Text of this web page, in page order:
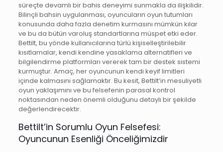
süreçte devamlı bir bahis deneyimi sunmakla da ilişkilidir.
Bilinçli bahsin uygulanması, oyuncuların oyun tutumları
konusunda daha fazla denetim kurmasını mümkün kılar
ve bu da bütün varoluş standartlarına müspet etki eder.
Bettilt, bu yönde kullanıcılarına türlü kişiselleştirilebilir
kısıtlamalar, kendi kendine yasaklama alternatifleri ve
bilgilendirme platformları vererek tam bir destek sistemi
kurmuştur. Amaç, her oyuncunun kendi keyif limitleri
içinde kalmasını sağlamaktır. Bu kesit, Bettilt’in mesuliyetli
oyun yaklaşımını ve bu felsefenin parasal kontrol
noktasından neden önemli olduğunu detaylı bir şekilde
değerlendirecektir.
Bettilt’in Sorumlu Oyun Felsefesi:
Oyuncunun Esenliği Önceliğimizdir